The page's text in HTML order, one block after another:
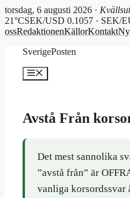
torsdag, 6 augusti 2026 ·
21°CSEK/USD 0.1057 · SEK/
ossRedaktionenKällorKontakt
SverigePosten
Meny
Avstå Från
Det mest sannolika
”avstå från” är
vanliga korsordssvar